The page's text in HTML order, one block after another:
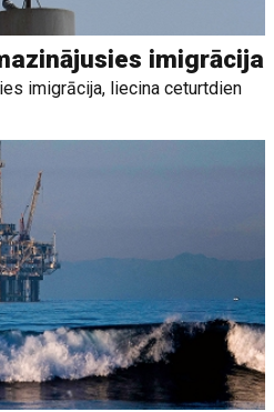
imigrācija
imigrācija, liecina ceturtdien